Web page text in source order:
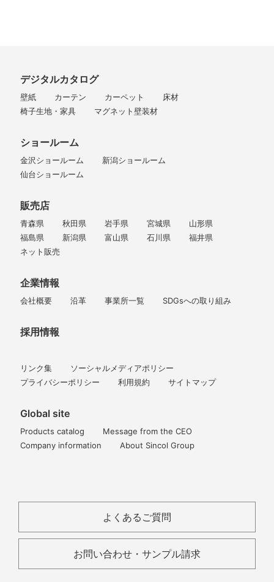
デジタルカタログ
壁紙 カーテン カーペット
床材
椅子生地・家具
マグネット壁装材
ショールーム
金沢ショールーム
新潟ショールーム
仙台ショールーム
販売店
青森県 秋田県 岩手県 宮城県
山形県
福島県
新潟県 富山県 石川県
福井県
ネット販売
企業情報
会社概要 沿革 事業所一覧 SDGsへの取り組み
採用情報
リンク集
ソーシャルメディアポリシー
プライバシーポリシー
利用規約 サイトマップ
Global site
Products catalog
Message from the CEO
Company information
About Sincol Group
よくあるご質問
お問い合わせ・サンプル請求